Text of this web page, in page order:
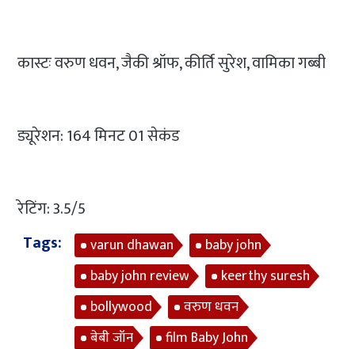
कास्टः वरुण धवन, जैकी श्रॉफ, कीर्ति सुरेश, वामिका गब्बी
ड्यूरेशन: 164 मिनट 01 सेकंड
रेटिंग: 3.5/5
Tags:
varun dhawan
baby john
baby john review
keerthy suresh
bollywood
वरुण धवन
बेबी जॉन
film Baby John